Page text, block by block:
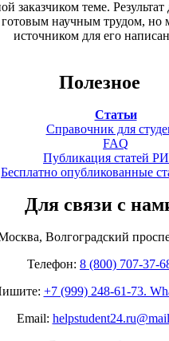
заказчиком теме.
готовым научным трудом, но
источником для его
Полезное
Статьи
Справочник для
FAQ
Публикация статей
Бесплатно опубликованные
Для связи с
Волгоградский
Телефон: 8 (800) 707-37-
+7 (999) 248-61-73.
Email: